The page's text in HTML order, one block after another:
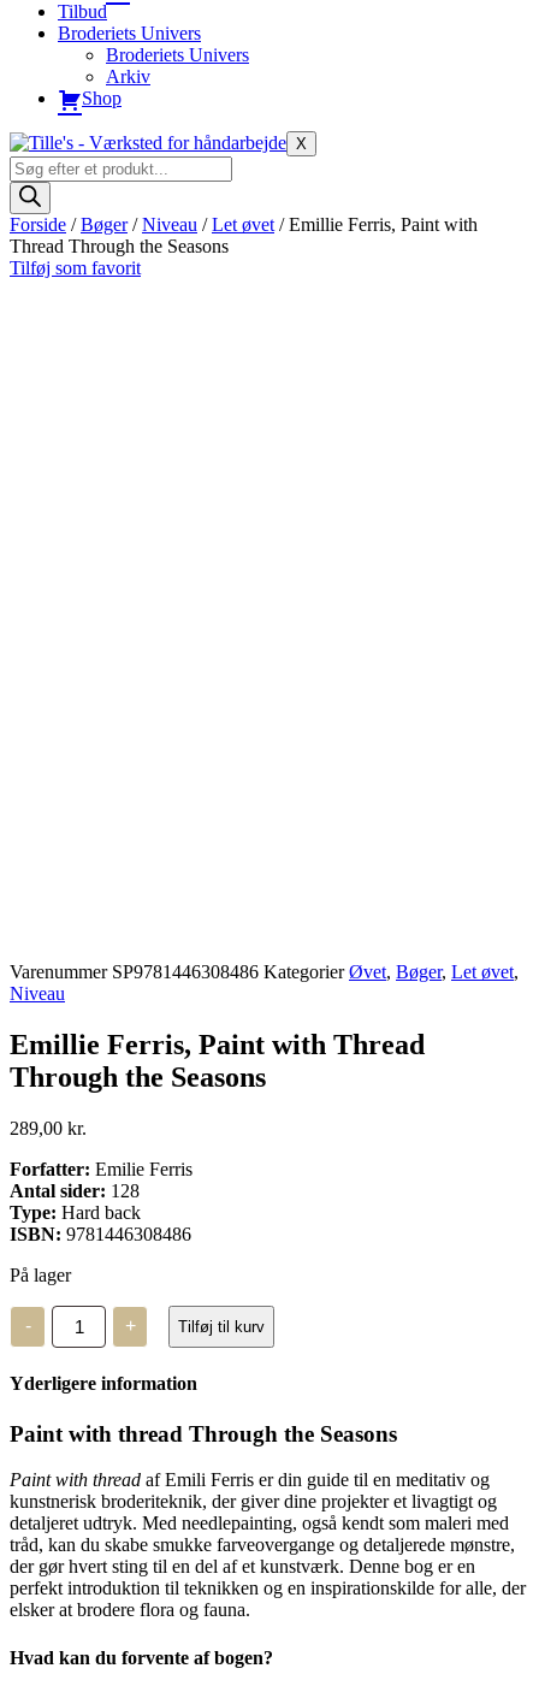
Tilbud
Broderiets Univers
Broderiets Univers
Arkiv
Shop
X
Products
search
Forside /Bøger/Niveau /Let øvet / Emillie Ferris, Paint with
Thread Through the Seasons
Tilføj som favorit
Varenummer SP9781446308486 Kategorier Øvet, Bøger, Let øvet,
Niveau
Emillie Ferris, Paint with Thread
Through the Seasons
289,00 kr.
Forfatter: Emilie Ferris
Antal sider: 128
Type: Hard back
ISBN: 9781446308486
På lager
-
Emillie
Ferris,
Paint
with
Thread
the
Seasons
+ Tilføj til kurv
Yderligere information
Paint with thread Through the Seasons
Paint with thread af Emili Ferris er din guide til en meditativ og
kunstnerisk broderiteknik, der giver dine projekter et livagtigt og
detaljeret udtryk. Med needlepainting, også kendt som maleri med
tråd, kan du skabe smukke farveovergange og detaljerede mønstre,
der gør hvert sting til en del af et kunstværk. Denne bog er en
perfekt introduktion til teknikken og en inspirationskilde for alle, der
elsker at brodere flora og fauna.
Hvad kan du forvente af bogen?